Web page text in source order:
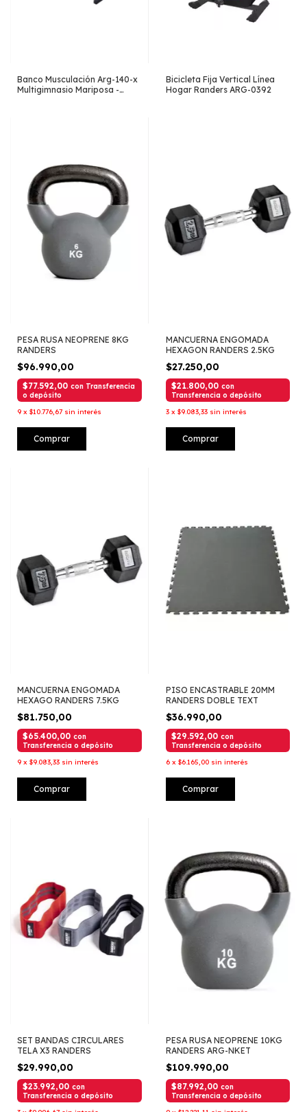
Banco Musculación Arg-140-x
Multigimnasio Mariposa -
Bicicleta Fija Vertical Línea
Hogar Randers ARG-0392
PESA RUSA NEOPRENE 8KG
RANDERS
$96.990,00
$77.592,00 con Transferencia
o depósito
9 x $10.776,67 sin interés
Comprar
MANCUERNA ENGOMADA
HEXAGON RANDERS 2.5KG
$27.250,00
$21.800,00 con
Transferencia o depósito
3 x $9.083,33 sin interés
Comprar
MANCUERNA ENGOMADA
HEXAGO RANDERS 7.5KG
$81.750,00
$65.400,00 con
Transferencia o depósito
9 x $9.083,33 sin interés
Comprar
PISO ENCASTRABLE 20MM
RANDERS DOBLE TEXT
$36.990,00
$29.592,00 con
Transferencia o depósito
6 x $6.165,00 sin interés
Comprar
SET BANDAS CIRCULARES
TELA X3 RANDERS
$29.990,00
$23.992,00 con
Transferencia o depósito
PESA RUSA NEOPRENE 10KG
RANDERS ARG-NKET
$109.990,00
$87.992,00 con
Transferencia o depósito